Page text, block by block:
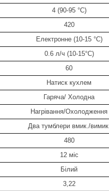
4 (90-95 °C)
420
Електронне (10-15 °C)
0.6 л/ч (10-15°C)
60
Натиск кухлем
Гаряча/ Холодна
Нагрівання/Охолодження
Два тумблери вмик./вимик.
480
12 міс
Білий
3,22